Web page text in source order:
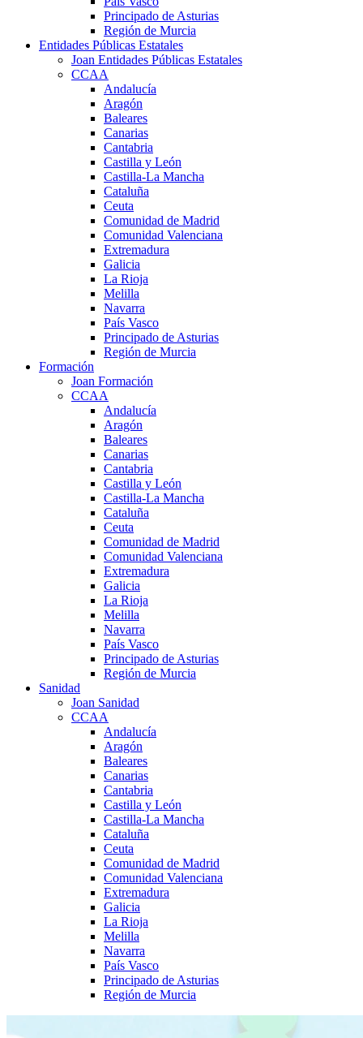
Principado de Asturias
Región de Murcia
Entidades Públicas Estatales
Joan Entidades Públicas Estatales
CCAA
Andalucía
Aragón
Baleares
Canarias
Cantabria
Castilla y León
Castilla-La Mancha
Cataluña
Ceuta
Comunidad de Madrid
Comunidad Valenciana
Extremadura
Galicia
La Rioja
Melilla
Navarra
País Vasco
Principado de Asturias
Región de Murcia
Formación
Joan Formación
CCAA
Andalucía
Aragón
Baleares
Canarias
Cantabria
Castilla y León
Castilla-La Mancha
Cataluña
Ceuta
Comunidad de Madrid
Comunidad Valenciana
Extremadura
Galicia
La Rioja
Melilla
Navarra
País Vasco
Principado de Asturias
Región de Murcia
Sanidad
Joan Sanidad
CCAA
Andalucía
Aragón
Baleares
Canarias
Cantabria
Castilla y León
Castilla-La Mancha
Cataluña
Ceuta
Comunidad de Madrid
Comunidad Valenciana
Extremadura
Galicia
La Rioja
Melilla
Navarra
País Vasco
Principado de Asturias
Región de Murcia